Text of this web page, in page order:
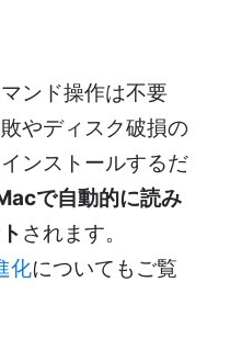
ンド操作は不要
やディスク破損の
ンストールするだ
で自動的に読み
されます。
化についてもご覧